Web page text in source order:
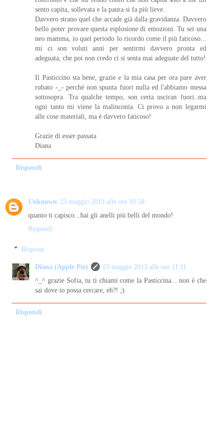
sento capita, sollevata e la paura si fa più lieve.
Davvero strano quel che accade già dalla gravidanza. Davvero
bello poter provare questa esplosione di emozioni. Tu sei una
neo mamma, io quel periodo lo ricordo come il più faticoso...
mi ci son voluti anni per sentirmi davvero pronta ed
adeguata, che poi non credo ci si senta mai adeguate del tutto!
Il Pasticcino sta bene, grazie e la mia casa per ora pare aver
rubato -_- perché non spunta fuori nulla ed l'abbiamo messa
sottosopra. Tra qualche tempo, son certa usciran fuori..ma
ogni tanto mi viene la malinconia. Ci provo a non legarmi
alle cose materiali, ma è davvero faticoso!
Grazie di esser passata
Diana
Rispondi
Unknown 23 maggio 2013 alle ore 10:58
quanto ti capisco...hai gli anelli più belli del mondo!
Rispondi
Risposte
Diana (Apple Pie)
23 maggio 2013 alle ore 11:11
^_^ grazie Sofia, tu ti chiami come la Pasticcina... non è che
sai dove io possa cercare, eh?! ;)
Rispondi